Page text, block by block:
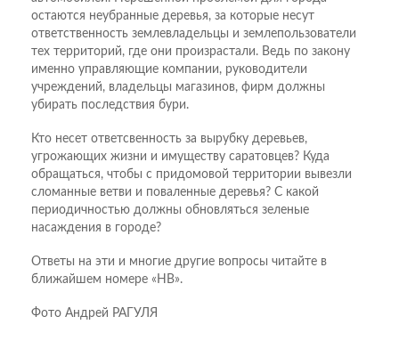
остаются неубранные деревья, за которые несут
ответственность земле­владельцы и землепользователи
тех территорий, где они произрастали. Ведь по закону
именно управляющие компании, руководители
учреждений, владельцы магазинов, фирм должны
убирать последствия бури.
Кто несет ответсвенность за вырубку деревьев,
угрожающих жизни и имуществу саратовцев? Куда
обращаться, чтобы с придомовой территории вывезли
сломанные ветви и поваленные деревья? С какой
периодичностью должны обновляться зеленые
насаждения в городе?
Ответы на эти и многие другие вопросы читайте в
ближайшем номере «НВ».
Фото Андрей РАГУЛЯ